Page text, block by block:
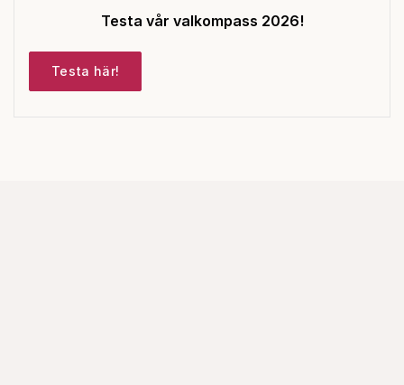
Testa vår valkompass 2026!
Testa här!